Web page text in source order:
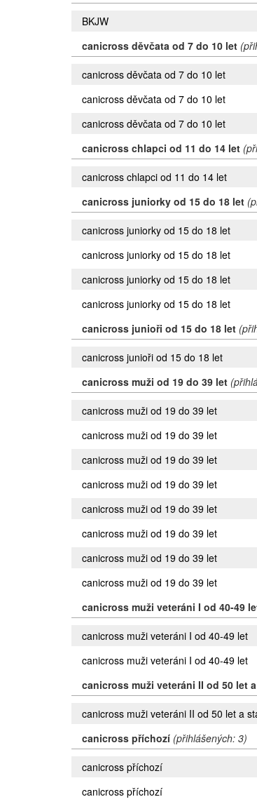
BKJW
canicross děvčata od 7 do 10 let
canicross děvčata od 7 do 10 let
canicross děvčata od 7 do 10 let
canicross děvčata od 7 do 10 let
canicross chlapci od 11 do 14 let
canicross chlapci od 11 do 14 let
canicross juniorky od 15 do 18 let
canicross juniorky od 15 do 18 let
canicross juniorky od 15 do 18 let
canicross juniorky od 15 do 18 let
canicross juniorky od 15 do 18 let
canicross junioři od 15 do 18 let
canicross junioři od 15 do 18 let
canicross muži od 19 do 39 let
canicross muži od 19 do 39 let
canicross muži od 19 do 39 let
canicross muži od 19 do 39 let
canicross muži od 19 do 39 let
canicross muži od 19 do 39 let
canicross muži od 19 do 39 let
canicross muži od 19 do 39 let
canicross muži od 19 do 39 let
canicross muži veteráni I od 40-49
canicross muži veteráni I od 40-49 let
canicross muži veteráni I od 40-49 let
canicross muži veteráni II od 50 let
canicross muži veteráni II od 50 let a
canicross příchozí (přihlášených: 3)
canicross příchozí
canicross příchozí